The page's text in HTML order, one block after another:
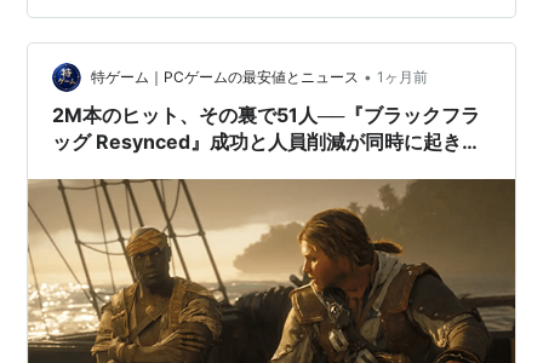
きた？ 今月初め、Sonyは「2028年1月をもって新作タイ
トルのディスク生産を終了する」…
特ゲーム｜PCゲームの最安値とニュース • 1ヶ月前
2M本のヒット、その裏で51人──『ブラックフラ
ッグ Resynced』成功と人員削減が同時に起きた